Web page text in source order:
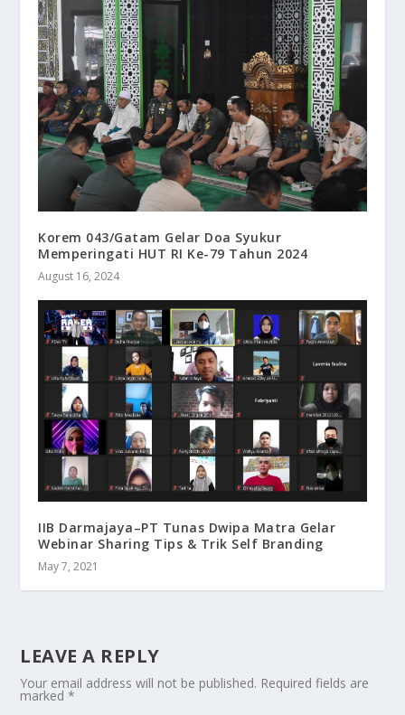
Korem 043/Gatam Gelar Doa Syukur
Memperingati HUT RI Ke-79 Tahun 2024
August 16, 2024
IIB Darmajaya–PT Tunas Dwipa Matra Gelar
Webinar Sharing Tips & Trik Self Branding
May 7, 2021
LEAVE A REPLY
Your email address will not be published. Required fields are
marked*